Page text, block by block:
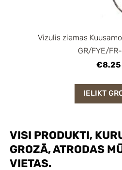
VISI PRODUKTI,
GROZĀ, ATRODAS
VIETAS.
Vizulis ziemas
GR/FYE/
€8.25
IELIKT